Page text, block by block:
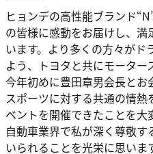
ヒョンデの高性能ブランド
の皆様に感動をお届けし、
います。より多くの方々が
よう、トヨタと共にモーター
今年初めに豊田章男会⻑と
スポーツに対する共通の情
ベントを開催できたことを
自動車業界で私が深く尊敬
いられることを光栄に思いま